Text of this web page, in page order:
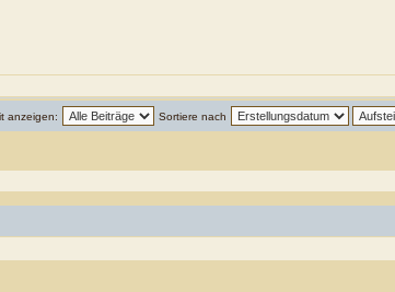
anzeigen: Sortiere nach